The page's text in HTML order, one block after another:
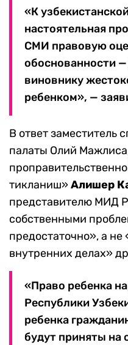
«К
настоятельная
СМИ правовую
обоснованности
виновнику
ребенком», —
В ответ заместитель
палаты Олий
тикланиш»Алишер
представителю МИД
собственными
предостаточно», а не
внутренних делах»
«Право ребенка
Республики
ребенка
будут приняты на